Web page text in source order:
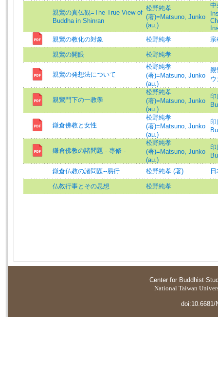
親鸞の真仏観=The True View of
Buddha in Shinran
松野純孝
(著)=Matsuno, Junko
(au.)
中
親鸞の教化の対象
松野純孝 宗
親鸞の開眼 松野純孝
親鸞の発想法について
松野純孝
(著)=Matsuno, Junko
(au.)
親
ウ
親鸞門下の一教學
松野純孝
(著)=Matsuno, Junko
(au.)
鎌倉佛教と女性
松野純孝
(著)=Matsuno, Junko
(au.)
印
鎌倉佛教の諸問題 - 專修 -
松野純孝
(著)=Matsuno, Junko
(au.)
鎌倉仏教の諸問題--易行 松野純孝 (著)
仏教行事とその思想 松野純孝
Center for Buddhist
National Taiwan
doi:10.6681/